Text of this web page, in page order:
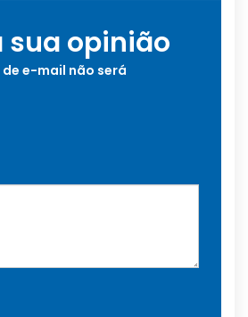
sua opinião
de e-mail não será